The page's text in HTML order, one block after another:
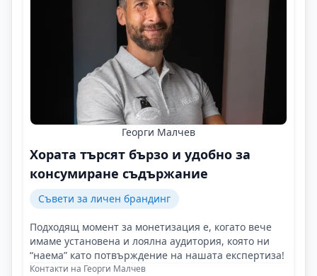
Георги Малчев
Хората търсят бързо и удобно за
консумиране съдържание
Съвети за личен брандинг
Подходящ момент за монетизация е, когато вече
имаме установена и лоялна аудитория, която ни
“наема” като потвърждение на нашата експертиза!
Контакти на Георги Малчев